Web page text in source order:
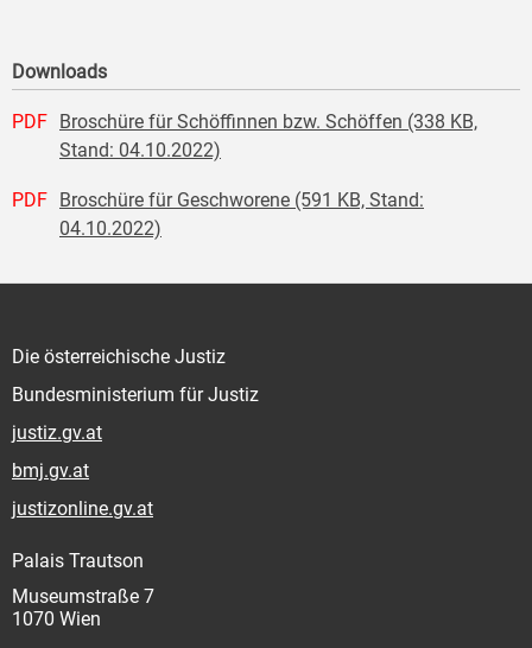
Downloads
PDF Broschüre für Schöffinnen bzw. Schöffen (338 KB,
Stand: 04.10.2022)
PDF Broschüre für Geschworene (591 KB, Stand:
04.10.2022)
Die österreichische Justiz
Bundesministerium für Justiz
justiz.gv.at
bmj.gv.at
justizonline.gv.at
Palais Trautson
Museumstraße 7
1070 Wien